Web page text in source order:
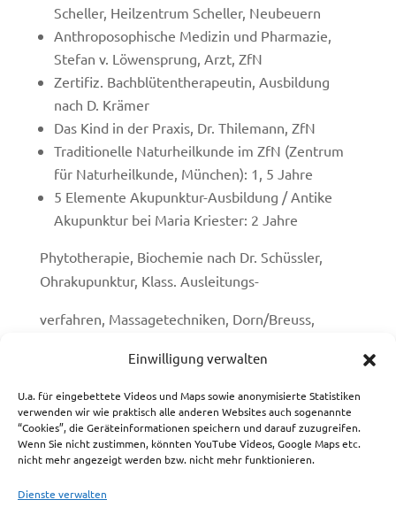
Einwilligung verwalten
U.a. für eingebettete Videos und Maps sowie anonymisierte Statistiken
verwenden wir wie praktisch alle anderen Websites auch sogenannte
“Cookies”, die Geräteinformationen speichern und darauf zuzugreifen.
Wenn Sie nicht zustimmen, könnten YouTube Videos, Google Maps etc.
nicht mehr angezeigt werden bzw. nicht mehr funktionieren.
Dienste verwalten
Scheller, Heilzentrum Scheller, Neubeuern
Anthroposophische Medizin und Pharmazie,
Stefan v. Löwensprung, Arzt, ZfN
Zertifiz. Bachblütentherapeutin, Ausbildung
nach D. Krämer
Das Kind in der Praxis, Dr. Thilemann, ZfN
Traditionelle Naturheilkunde im ZfN (Zentrum
für Naturheilkunde, München): 1, 5 Jahre
5 Elemente Akupunktur-Ausbildung / Antike
Akupunktur bei Maria Kriester: 2 Jahre
Phytotherapie, Biochemie nach Dr. Schüssler,
Ohrakupunktur, Klass. Ausleitungs-
verfahren, Massagetechniken, Dorn/Breuss,
Meridianlehre, Fußreflexzonentherapie
Ärztlich geprüfte Yogalehrerin nach Angela
Englmann
Reha- und Präventionstrainerin, Übungsleiterin